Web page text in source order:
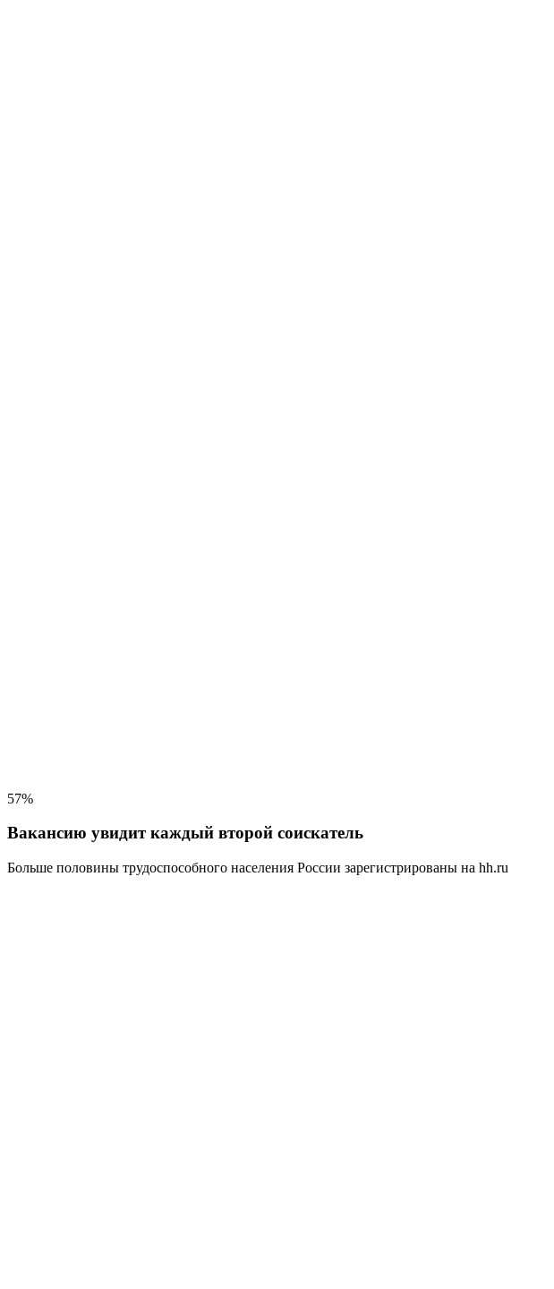
57%
Вакансию увидит каждый второй соискатель
Больше половины трудоспособного населения России зарегистрированы на hh.ru